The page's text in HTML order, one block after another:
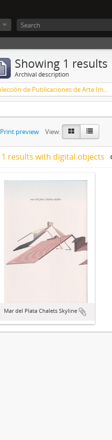
Showing 1 results
Archival description
Colección de Publicaciones de Arte Impreso
Print preview View:
1 results with digital objects
Mar del Plata Chalets Skyline